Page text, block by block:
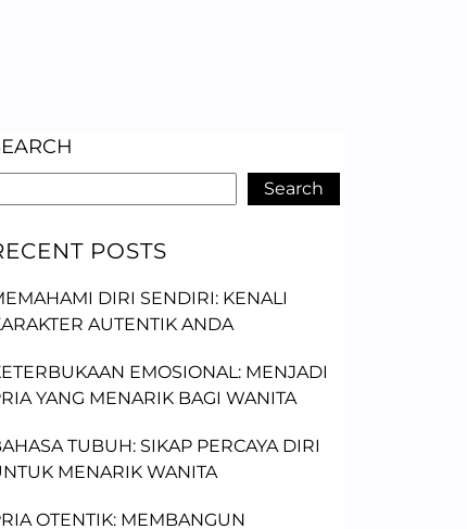
Search
POSTS
DIRI SENDIRI: KENALI
AUTENTIK ANDA
EMOSIONAL: MENJADI
YANG MENARIK BAGI WANITA
TUBUH: SIKAP PERCAYA DIRI
MENARIK WANITA
OTENTIK: MEMBANGUN